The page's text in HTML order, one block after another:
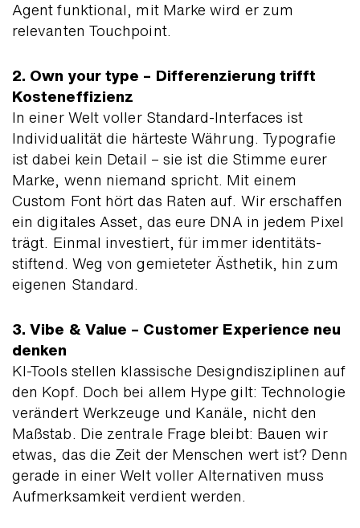
Agent funk­tional, mit Marke wird er zum
relevanten Touchpoint.
2. Own your type – Differen­zierung trifft
Kosten­effizienz
In einer Welt voller Standard-Inter­faces ist
Individua­lität die härteste Währung. Typo­grafie
ist dabei kein Detail – sie ist die Stimme eurer
Marke, wenn niemand spricht. Mit einem
Custom Font hört das Raten auf. Wir erschaffen
ein digitales Asset, das eure DNA in jedem Pixel
trägt. Einmal investiert, für immer identitäts­
stiftend. Weg von gemieteter Ästhetik, hin zum
eigenen Standard.
3. Vibe & Value – Customer Experience neu
denken
KI-Tools stellen klassische Design­disziplinen auf
den Kopf. Doch bei allem Hype gilt: Techno­logie
verändert Werk­zeuge und Kanäle, nicht den
Maß­stab. Die zentrale Frage bleibt: Bauen wir
etwas, das die Zeit der Menschen wert ist? Denn
gerade in einer Welt voller Alter­nativen muss
Aufmerk­sam­keit verdient werden.